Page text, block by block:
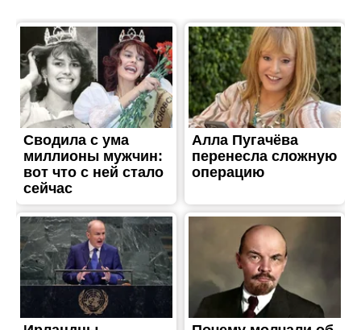
ЖИТТЯ
Стало відомо, коли у
Нікополі починається
видача гуманітарної
допомоги за вересень